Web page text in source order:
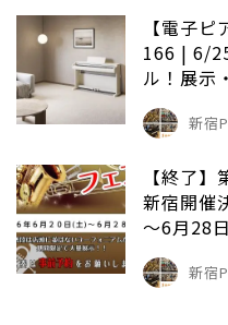
【電子
166 | 6/
ル！展示
新宿
【終了
新宿開催
～6月28日
新宿